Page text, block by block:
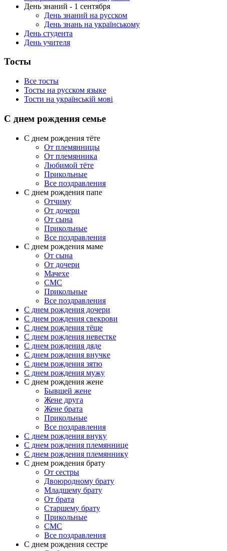
День знаний - 1 сентября
День знаний на русском
День знань на українському
День студента
День учителя
Тосты
Все тосты
Тосты на русском языке
Тости на українській мові
С днем рождения семье
С днем рождения тёте
От племянницы
От племянника
Любимой тёте
Прикольные
Все поздравления
C днем рождения папе
Отчиму
От дочери
От сына
Прикольные
Все поздравления
С днем рождения маме
От сына
От дочери
Мачехе
СМС
Прикольные
Все поздравления
C днем рождения дочери
C днем рождения свекрови
C днем рождения тёще
C днем рождения невестке
C днем рождения дяде
C днем рождения внучке
C днем рождения зятю
C днем рождения мужу
С днем рождения жене
Бывшей жене
Жене друга
Жене брата
Прикольные
Все поздравления
C днем рождения внуку
C днем рождения племяннице
C днем рождения племяннику
C днем рождения брату
От сестры
Двоюродному брату
Младшему брату
От брата
Старшему брату
Прикольные
СМС
Все поздравления
С днем рождения сестре